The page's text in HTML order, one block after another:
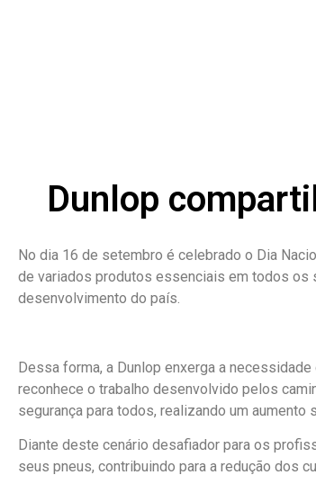
Dunlop
No dia 16 de setembro é celebrado o Dia
de variados produtos essenciais em todos os
desenvolvimento do país.
Dessa forma, a Dunlop enxerga a
reconhece o trabalho desenvolvido pelos
segurança para todos, realizando um
Diante deste cenário desafiador para os
seus pneus, contribuindo para a redução dos